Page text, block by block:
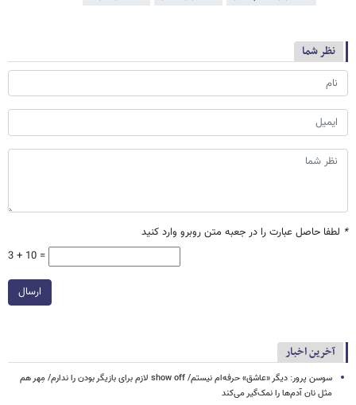
نظر شما
* لطفا حاصل عبارت را در جعبه متن روبرو وارد کنید
3 + 10 =
ارسال
آخرین اخبار
سوسن پرور: دیگر «عاشق» حرفه‌ام نیستم/ show off لازم برای بازیگر بودن را ندارم/ مِهر هم
مثل نان آدم‌ها را نمک‌گیر می‌کند